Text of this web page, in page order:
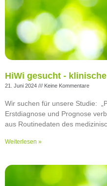
HiWi gesucht -
21. Juni 2024 Keine Kommentare
Wir suchen für unsere Studie:
Erstdiagnose und Prognose
aus Routinedaten des
Weiterlesen »